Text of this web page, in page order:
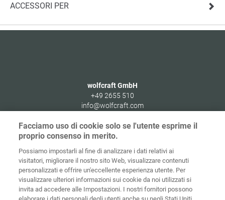
ACCESSORI PER
wolfcraft GmbH
+49 2655 510
info@wolfcraft.com
Wolffstraße 1
56746 Kempenich
Germany
Home Contatti Colofone Tutela dei dati
Facciamo uso di cookie solo se l'utente esprime il
proprio consenso in merito.
Possiamo impostarli al fine di analizzare i dati relativi ai
visitatori, migliorare il nostro sito Web, visualizzare contenuti
personalizzati e offrire un'eccellente esperienza utente. Per
visualizzare ulteriori informazioni sui cookie da noi utilizzati si
invita ad accedere alle Impostazioni. I nostri fornitori possono